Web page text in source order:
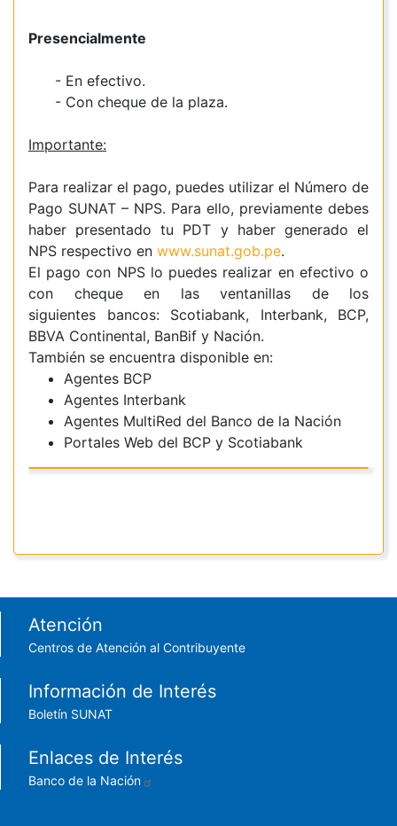
Presencialmente
- En efectivo.
- Con cheque de la plaza.
Importante:
Para realizar el pago, puedes utilizar el Número de
Pago SUNAT – NPS. Para ello, previamente debes
haber presentado tu PDT y haber generado el
NPS respectivo en www.sunat.gob.pe.
El pago con NPS lo puedes realizar en efectivo o
con cheque en las ventanillas de los
siguientes bancos: Scotiabank, Interbank, BCP,
BBVA Continental, BanBif y Nación.
También se encuentra disponible en:
Agentes BCP
Agentes Interbank
Agentes MultiRed del Banco de la Nación
Portales Web del BCP y Scotiabank
Footer menu
Atención
Centros de Atención al Contribuyente
Información de Interés
Boletín SUNAT
Enlaces de Interés
Banco de la Nación